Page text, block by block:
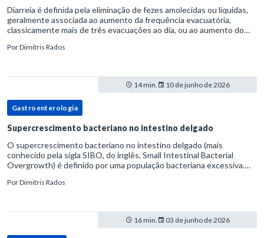
Diarreia é definida pela eliminação de fezes amolecidas ou líquidas,
geralmente associada ao aumento da frequência evacuatória,
classicamente mais de três evacuações ao dia, ou ao aumento do
PorDimitris Rados
14 min. 10 de junho de 2026
Gastroenterologia
Supercrescimento bacteriano no intestino delgado
O supercrescimento bacteriano no intestino delgado (mais
conhecido pela sigla SIBO, do inglês, Small Intestinal Bacterial
Overgrowth) é definido por uma população bacteriana excessiva.
PorDimitris Rados
16 min. 03 de junho de 2026